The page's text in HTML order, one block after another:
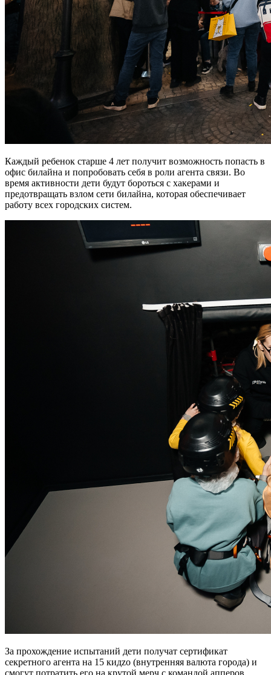
Каждый ребенок старше 4 лет получит возможность попасть в
офис билайна и попробовать себя в роли агента связи. Во
время активности дети будут бороться с хакерами и
предотвращать взлом сети билайна, которая обеспечивает
работу всех городских систем.
За прохождение испытаний дети получат сертификат
секретного агента на 15 кидzо (внутренняя валюта города) и
смогут потратить его на крутой мерч с командой апперов